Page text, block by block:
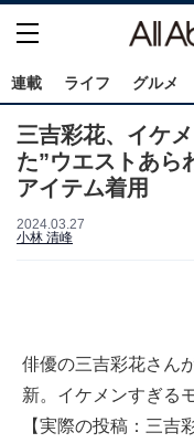
連載 ライフ グルメ
三吉彩花、イケ
た”ウエストあら
アイテム着用
2024.03.27
小林 清峰
俳優の三吉彩花さん
新。イケメンすぎる
【実際の投稿：三吉